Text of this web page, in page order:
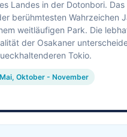
Landes in der Dotonbori. Das
berühmtesten Wahrzeichen
weitläufigen Park. Die
der Osakaner
Tokio.
Oktober - November